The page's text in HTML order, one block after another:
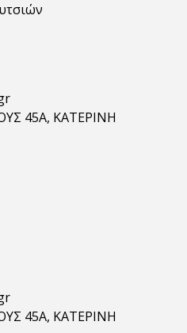
45Α, ΚΑΤΕΡΙΝΗ
45Α, ΚΑΤΕΡΙΝΗ